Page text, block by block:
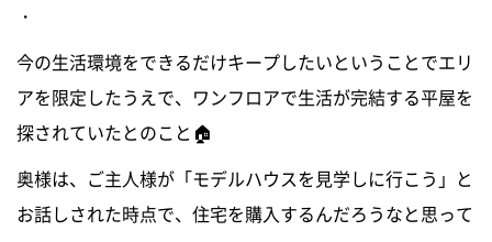
・
今の生活環境をできるだけキープしたいということでエリ
アを限定したうえで、ワンフロアで生活が完結する平屋を
探されていたとのこと🏠
奥様は、ご主人様が「モデルハウスを見学しに行こう」と
お話しされた時点で、住宅を購入するんだろうなと思って